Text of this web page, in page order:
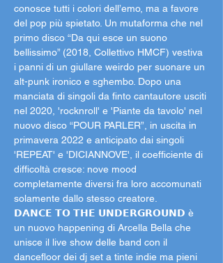
conosce tutti i colori dell’emo, ma a favore
del pop più spietato. Un mutaforma che nel
primo disco “Da qui esce un suono
bellissimo” (2018, Collettivo HMCF) vestiva
i panni di un giullare weirdo per suonare un
alt-punk ironico e sghembo. Dopo una
manciata di singoli da finto cantautore usciti
nel 2020, 'rocknroll' e 'Piante da tavolo' nel
nuovo disco “POUR PARLER”, in uscita in
primavera 2022 e anticipato dai singoli
'REPEAT' e 'DICIANNOVE', il coefficiente di
difficoltà cresce: nove mood
completamente diversi fra loro accomunati
solamente dallo stesso creatore.
𝗗𝗔𝗡𝗖𝗘 𝗧𝗢 𝗧𝗛𝗘 𝗨𝗡𝗗𝗘𝗥𝗚𝗥𝗢𝗨𝗡𝗗 è
un nuovo happening di Arcella Bella che
unisce il live show delle band con il
dancefloor dei dj set a tinte indie ma pieni